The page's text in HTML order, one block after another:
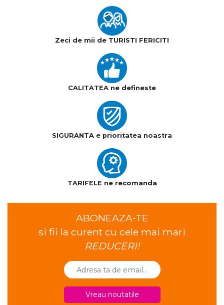
Zeci de mii de TURISTI FERICITI
CALITATEA ne defineste
SIGURANTA e prioritatea noastra
TARIFELE ne recomanda
ABONEAZA-TE
si fii la curent cu cele mai mari
REDUCERI!
Vreau noutatile